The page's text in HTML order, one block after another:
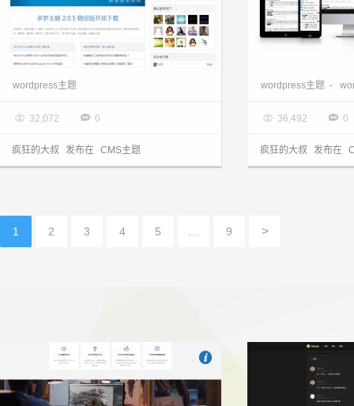
wordpress主题
 32,072  0
疯狂的大叔 发布在 CMS主题
wordpress主题 -
 36,492  0
疯狂的大叔 发布在
1 2 3 4 5 9 >
 吧